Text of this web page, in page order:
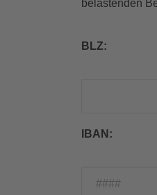
belastenden
BLZ:
IBAN: